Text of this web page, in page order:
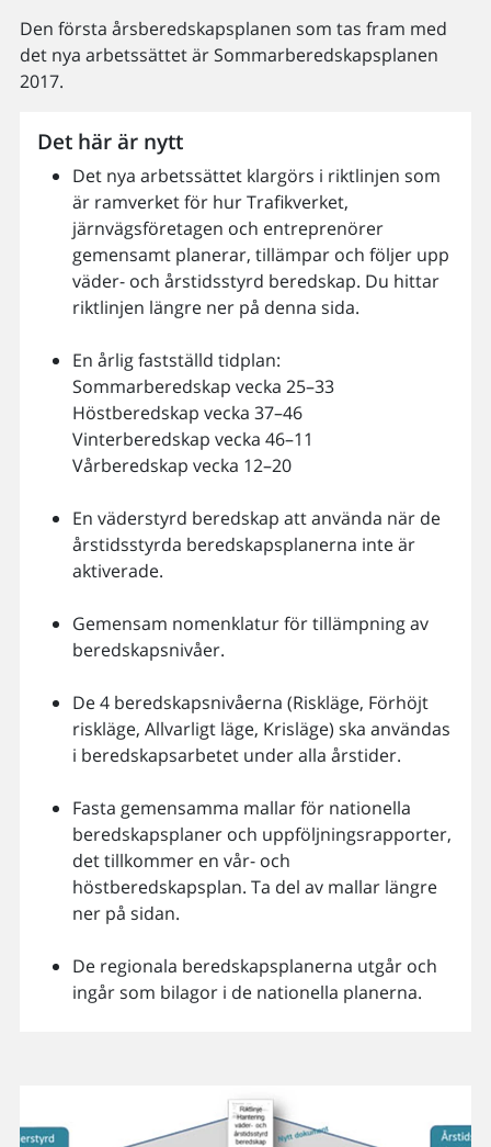
Den första årsberedskapsplanen som tas fram med
det nya arbetssättet är Sommarberedskapsplanen
2017.
Det här är nytt
Det nya arbetssättet klargörs i riktlinjen som
är ramverket för hur Trafikverket,
järnvägsföretagen och entreprenörer
gemensamt planerar, tillämpar och följer upp
väder- och årstidsstyrd beredskap. Du hittar
riktlinjen längre ner på denna sida.
En årlig fastställd tidplan:
Sommarberedskap vecka 25–33
Höstberedskap vecka 37–46
Vinterberedskap vecka 46–11
Vårberedskap vecka 12–20
En väderstyrd beredskap att använda när de
årstidsstyrda beredskapsplanerna inte är
aktiverade.
Gemensam nomenklatur för tillämpning av
beredskapsnivåer.
De 4 beredskapsnivåerna (Riskläge, Förhöjt
riskläge, Allvarligt läge, Krisläge) ska användas
i beredskapsarbetet under alla årstider.
Fasta gemensamma mallar för nationella
beredskapsplaner och uppföljningsrapporter,
det tillkommer en vår- och
höstberedskapsplan. Ta del av mallar längre
ner på sidan.
De regionala beredskapsplanerna utgår och
ingår som bilagor i de nationella planerna.